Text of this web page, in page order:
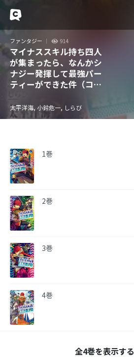
ファンタジー 914
マイナススキル持ち四人
が集まったら、なんかシ
ナジー発揮して最強パー
ティーができた件（コミ
ック）
太平洋海, 小鈴危一, しらび
1巻
2巻
3巻
4巻
全4巻を表示する